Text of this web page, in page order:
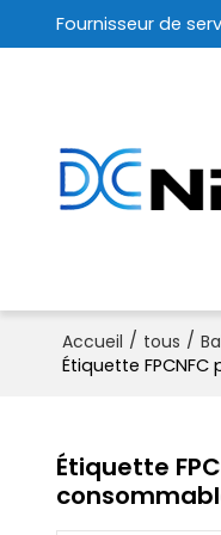
Fournisseur de
Accueil / tous /
Étiquette
Étiquette